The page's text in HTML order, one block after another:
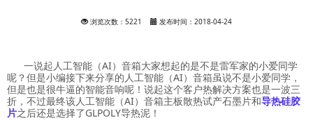
浏览次数：5221 发布时间：2018-04-24
一说起人工智能（AI）音箱大家想起的是不是雷军家的小爱同学
呢？但是小编接下来分享的人工智能（AI）音箱虽说不是小爱同学，
但是也是很牛逼的智能音响呢！说起这个客户热解决方案也是一波三
折，不过最终该人工智能（AI）音箱主板散热试产石墨片和导热硅胶
片之后还是选择了GLPOLY导热泥！